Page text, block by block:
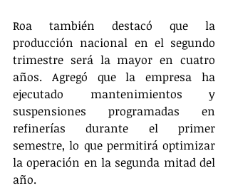
Roa también destacó que la
producción nacional en el segundo
trimestre será la mayor en cuatro
años. Agregó que la empresa ha
ejecutado mantenimientos y
suspensiones programadas en
refinerías durante el primer
semestre, lo que permitirá optimizar
la operación en la segunda mitad del
año.